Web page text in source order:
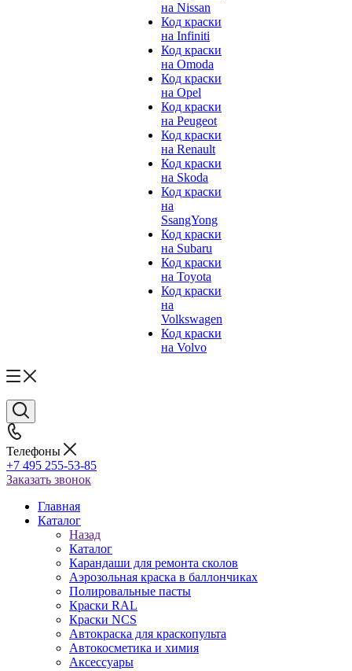
на Nissan
Код краски
на Infiniti
Код краски
на Omoda
Код краски
на Opel
Код краски
на Peugeot
Код краски
на Renault
Код краски
на Skoda
Код краски
на
SsangYong
Код краски
на Subaru
Код краски
на Toyota
Код краски
на
Volkswagen
Код краски
на Volvo
Телефоны
+7 495 255-53-85
Заказать звонок
Главная
Каталог
Назад
Каталог
Карандаши для ремонта сколов
Аэрозольная краска в баллончиках
Полировальные пасты
Краски RAL
Краски NCS
Автокраска для краскопульта
Автокосметика и химия
Аксессуары